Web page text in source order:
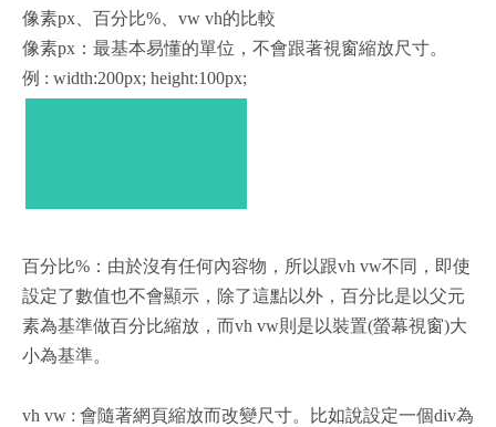
像素px、百分比%、vw vh的比較
像素px：最基本易懂的單位，不會跟著視窗縮放尺寸。
例 : width:200px; height:100px;
百分比%：由於沒有任何內容物，所以跟vh vw不同，即使
設定了數值也不會顯示，除了這點以外，百分比是以父元
素為基準做百分比縮放，而vh vw則是以裝置(螢幕視窗)大
小為基準。
vh vw : 會隨著網頁縮放而改變尺寸。比如說設定一個div為